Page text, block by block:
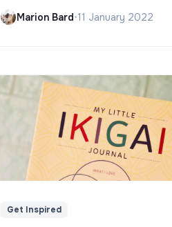
Marion Bard•11 January 2022
Get Inspired